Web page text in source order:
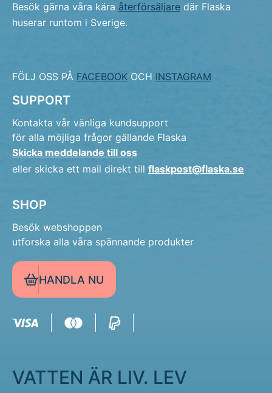
Besök gärna våra kära återförsäljare där Flaska
huserar runtom i Sverige.
FÖLJ OSS PÅ FACEBOOK OCH INSTAGRAM
SUPPORT
Kontakta vår vänliga kundsupport
för alla möjliga frågor gällande Flaska
Skicka meddelande till oss
eller skicka ett mail direkt till flaskpost@flaska.se
SHOP
Besök webshoppen
utforska alla våra spännande produkter
HANDLA NU
VATTEN ÄR LIV. LEV